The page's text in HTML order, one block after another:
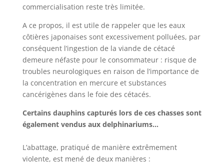
commercialisation reste très limitée.
A ce propos, il est utile de rappeler que les eaux
côtières japonaises sont excessivement polluées, par
conséquent l’ingestion de la viande de cétacé
demeure néfaste pour le consommateur : risque de
troubles neurologiques en raison de l’importance de
la concentration en mercure et substances
cancérigènes dans le foie des cétacés.
Certains dauphins capturés lors de ces chasses sont
également vendus aux delphinariums…
L’abattage, pratiqué de manière extrêmement
violente, est mené de deux manières :